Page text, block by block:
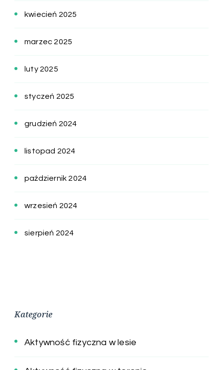
kwiecień 2025
marzec 2025
luty 2025
styczeń 2025
grudzień 2024
listopad 2024
październik 2024
wrzesień 2024
sierpień 2024
Kategorie
Aktywność fizyczna w lesie